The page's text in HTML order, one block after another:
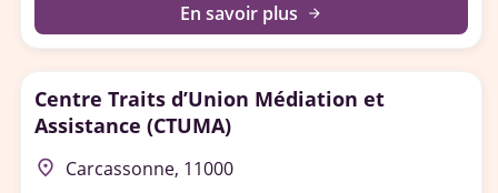
En savoir plus arrow_forward
Centre Traits d’Union Médiation et
Assistance (CTUMA)
place Carcassonne, 11000